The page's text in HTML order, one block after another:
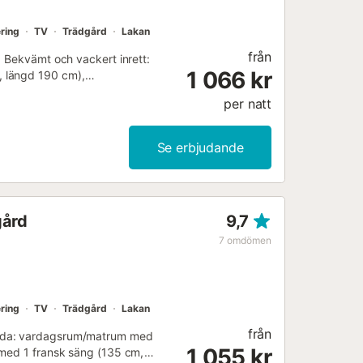
i hela lägenheten, en
kanaler) och W...
TV Trädgård Lakan
Bekvämt och vackert inrett:
längd 190 cm),
Terrass. Terrassmöbler.
VUT/MA/35948 // Reg. Nr.:
från
1 066 kr
per natt
Se erbjudande
9,7
7 omdömen
TV Trädgård Lakan
vardagsrum/matrum med
1 fransk säng (135 cm,
från
1 055 kr